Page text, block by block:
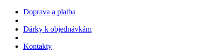
Doprava a platba
Dárky k objednávkám
Kontakty